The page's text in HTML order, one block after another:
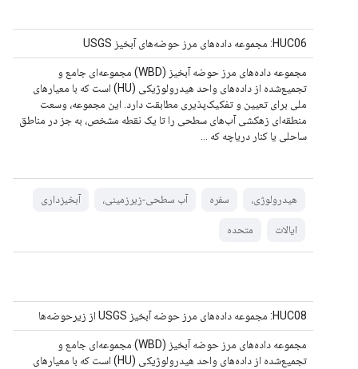
HUC06: مجموعه داده‌های مرز حوضه‌های آبخیز USGS
مجموعه داده‌های مرز حوضه آبخیز (WBD) مجموعه‌ای جامع و
تجمیع‌شده از داده‌های واحد هیدرولوژیکی (HU) است که با معیارهای
ملی برای تعیین و تفکیک‌پذیری مطابقت دارد. این مجموعه، وسعت
منطقه‌ای زهکشی آب‌های سطحی را تا یک نقطه مشخص، به جز در مناطق
ساحلی یا کنار دریاچه که ...
هیدرولوژی، سفره آب سطحی-زیرزمینی، آبخیزداری
ایالات متحده
HUC08: مجموعه داده‌های مرز حوضه آبخیز USGS از زیرحوضه‌ها
مجموعه داده‌های مرز حوضه آبخیز (WBD) مجموعه‌ای جامع و
تجمیع‌شده از داده‌های واحد هیدرولوژیکی (HU) است که با معیارهای